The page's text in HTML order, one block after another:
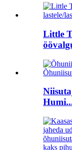
Little